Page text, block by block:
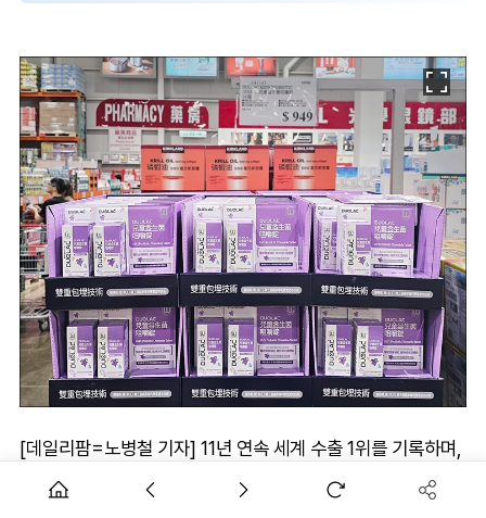
[데일리팜=노병철 기자] 11년 연속 세계 수출 1위를 기록하며,
K-유산균 세계화에 앞장서고 있는 ‘듀오락(DUOLAC)’이 대만
코스트코(Costco) 14개 모든 점포에 동시 입점했다고 26일